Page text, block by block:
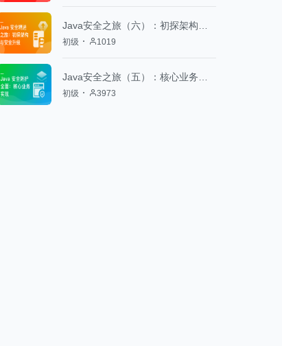
初级 1019
初级 3973